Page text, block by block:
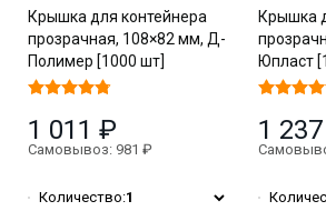
Крышка для контейнера
прозрачная, 108×82 мм, Д-
Полимер [1000 шт]
1 011 ₽
Самовывоз: 981 ₽
Количество:1
Крышка
Юпласт
1